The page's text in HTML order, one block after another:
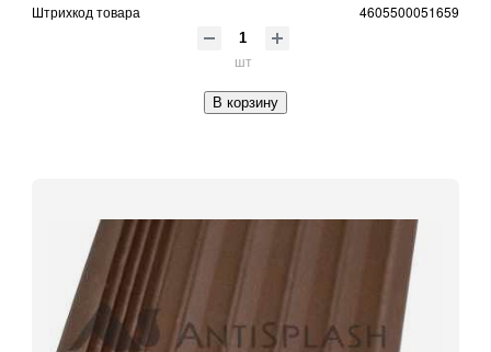
Штрихкод товара 4605500051659
шт
В корзину